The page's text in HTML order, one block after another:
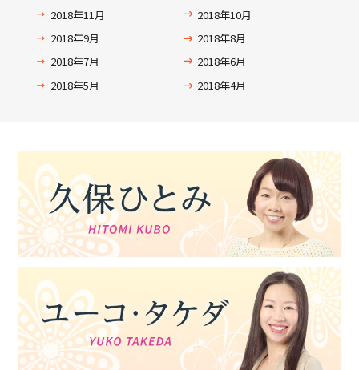
2018年11月
2018年10月
2018年9月
2018年8月
2018年7月
2018年6月
2018年5月
2018年4月